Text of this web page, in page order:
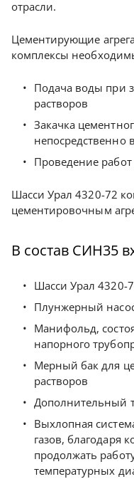
отрасли.
Цементирующие
комплексы
Подача воды при
растворов
Закачка
непосредственно
Проведение
Шасси Урал 4320-72
цементировочным
В состав СИН35
Шасси Урал 4320-
Плунжерный
Манифольд,
напорного
Мерный бак для
растворов
Дополнительный
Выхлопная
газов, благодаря
продолжать
температурных